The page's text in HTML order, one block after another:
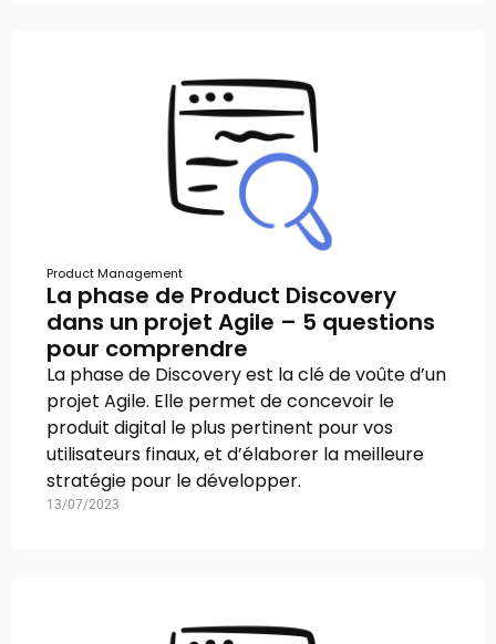
Product Management
La phase de Product Discovery
dans un projet Agile – 5 questions
pour comprendre
La phase de Discovery est la clé de voûte d’un
projet Agile. Elle permet de concevoir le
produit digital le plus pertinent pour vos
utilisateurs finaux, et d’élaborer la meilleure
stratégie pour le développer.
13/07/2023